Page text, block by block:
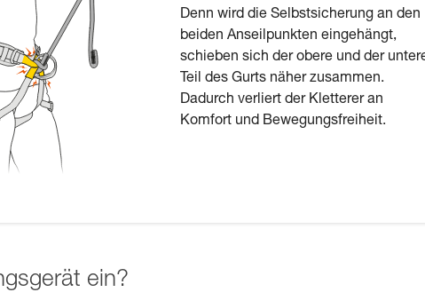
Denn wird die Selbstsicherung an den
beiden Anseilpunkten eingehängt,
schieben sich der obere und der
Teil des Gurts näher zusammen.
Dadurch verliert der Kletterer an
Komfort und Bewegungsfreiheit.
ein?